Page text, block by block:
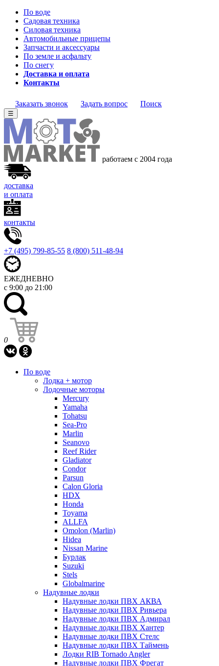
По воде
Садовая техника
Силовая техника
Автомобильные прицепы
Запчасти и аксессуары
По земле и асфальту
По снегу
Доставка и оплата
Контакты
Заказать звонок Задать вопрос Поиск
☰
работаем с 2004 года
доставка
и оплата
контакты
+7 (495) 799-85-55 8 (800) 511-48-94
ЕЖЕДНЕВНО
с 9:00 до 21:00
0
По воде
Лодка + мотор
Лодочные моторы
Mercury
Yamaha
Tohatsu
Sea-Pro
Marlin
Seanovo
Reef Rider
Gladiator
Condor
Parsun
Calon Gloria
HDX
Honda
Toyama
ALLFA
Omolon (Marlin)
Hidea
Nissan Marine
Бурлак
Suzuki
Stels
Globalmarine
Надувные лодки
Надувные лодки ПВХ АКВА
Надувные лодки ПВХ Ривьера
Надувные лодки ПВХ Адмирал
Надувные лодки ПВХ Хантер
Надувные лодки ПВХ Стелс
Надувные лодки ПВХ Таймень
Лодки RIB Tornado Angler
Надувные лодки ПВХ Фрегат